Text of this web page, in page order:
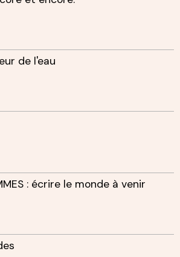
de l'eau
: écrire le monde à venir